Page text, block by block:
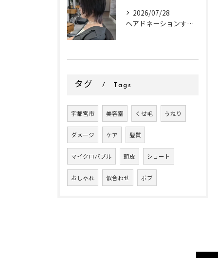
2026/07/28
ヘアドネーションするお客様✂
タグ Tags
宇都宮市 美容室 くせ毛 うねり
ダメージ ケア 髪質
マイクロバブル 頭皮 ショート
おしゃれ 似合わせ ボブ